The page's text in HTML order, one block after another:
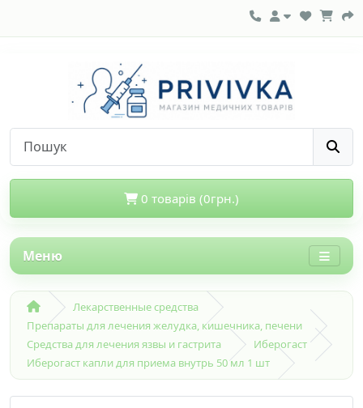
0 товарів (0грн.)
Меню
Лекарственные средства
Препараты для лечения желудка, кишечника, печени
Средства для лечения язвы и гастрита
Иберогаст
Иберогаст капли для приема внутрь 50 мл 1 шт